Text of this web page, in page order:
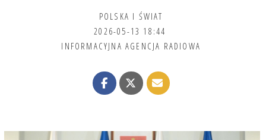
POLSKA I ŚWIAT
2026-05-13 18:44
INFORMACYJNA AGENCJA RADIOWA